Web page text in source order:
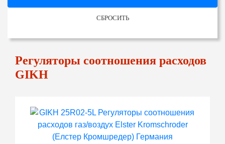
СБРОСИТЬ
Регуляторы соотношения расходов
GIKH